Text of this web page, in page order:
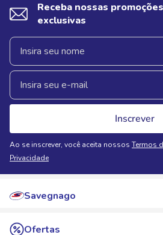
Receba nossas
exclusivas
Inscrever
Ao se inscrever, você aceita nossos Termos
Privacidade
Savegnago
Quem Somos
Ofertas